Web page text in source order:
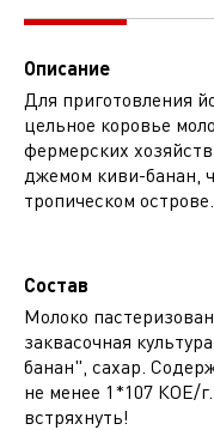
Описание
Для приготовления
цельное коровье
фермерских
джемом киви-банан,
тропическом острове.
Состав
Молоко
заквасочная
банан", сахар.
не менее 1*107 КОЕ/
встряхнуть!